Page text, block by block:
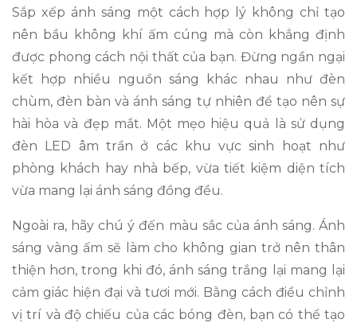
Sắp xếp ánh sáng một cách hợp lý không chỉ tạo
nên bầu không khí ấm cúng mà còn khẳng định
được phong cách nội thất của bạn. Đừng ngần ngại
kết hợp nhiều nguồn sáng khác nhau như đèn
chùm, đèn bàn và ánh sáng tự nhiên để tạo nên sự
hài hòa và đẹp mắt. Một mẹo hiệu quả là sử dụng
đèn LED âm trần ở các khu vực sinh hoạt như
phòng khách hay nhà bếp, vừa tiết kiệm diện tích
vừa mang lại ánh sáng đồng đều.
Ngoài ra, hãy chú ý đến màu sắc của ánh sáng. Ánh
sáng vàng ấm sẽ làm cho không gian trở nên thân
thiện hơn, trong khi đó, ánh sáng trắng lại mang lại
cảm giác hiện đại và tươi mới. Bằng cách điều chỉnh
vị trí và độ chiếu của các bóng đèn, bạn có thể tạo